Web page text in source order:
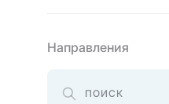
Направления
ПОИСК